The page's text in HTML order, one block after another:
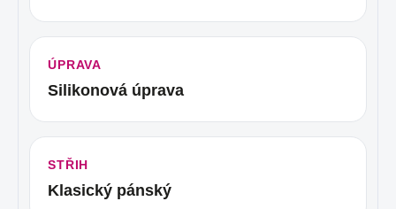
ÚPRAVA
Silikonová úprava
STŘIH
Klasický pánský